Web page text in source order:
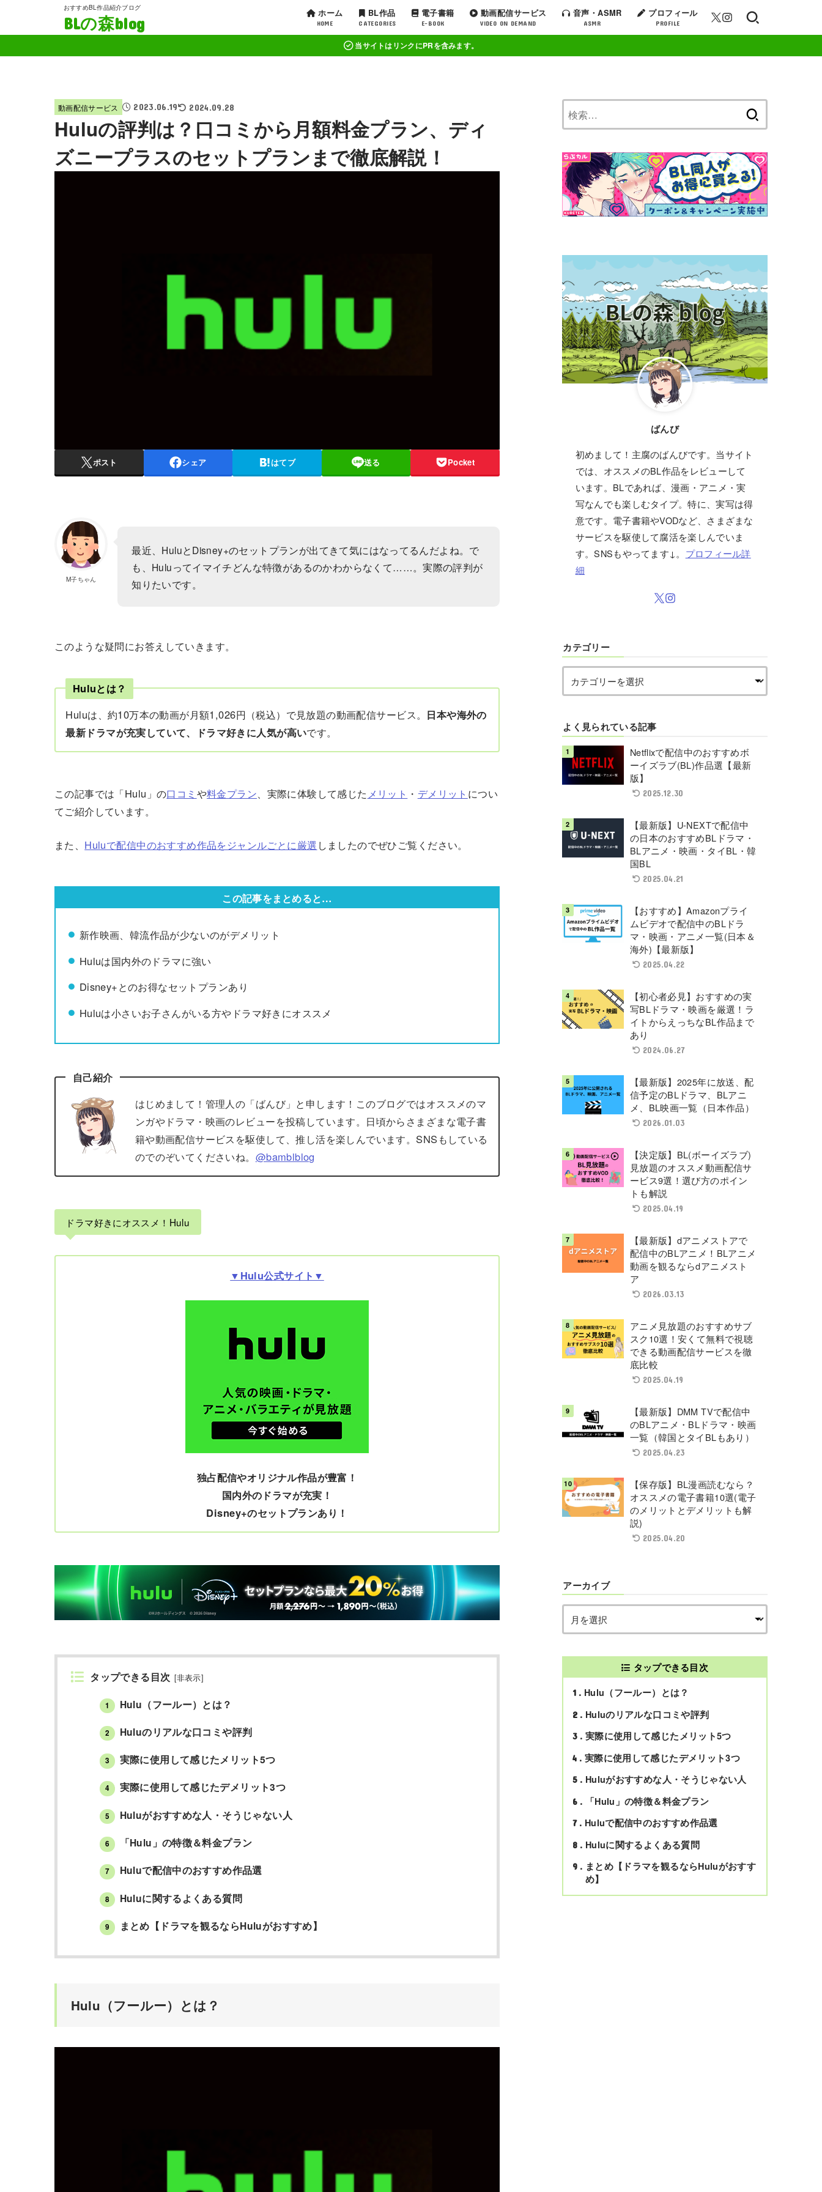
おすすめBL作品紹介ブログ
BLの森blog
ホーム
HOME
BL作品
CATEGORIES
電子書籍
E-BOOK
動画配信サービス
VIDEO ON DEMAND
音声・ASMR
ASMR
プロフィール
PROFILE
当サイトはリンクにPRを含みます。
動画配信サービス 2023.06.19 2024.09.28
Huluの評判は？口コミから月額料金プラン、ディ
ズニープラスのセットプランまで徹底解説！
ポスト シェア はてブ 送る Pocket
M子ちゃん
最近、HuluとDisney+のセットプランが出てきて気にはなってるんだよね。で
も、Huluってイマイチどんな特徴があるのかわからなくて……。実際の評判が
知りたいです。
このような疑問にお答えしていきます。
Huluとは？
Huluは、約10万本の動画が月額1,026円（税込）で見放題の動画配信サービス。 日本や海外の
最新ドラマが充実していて、ドラマ好きに人気が高いです。
この記事では「Hulu」の口コミ や料金プラン、実際に体験して感じた メリット ・ デメリット につい
てご紹介しています。
また、 Huluで配信中のおすすめ作品をジャンルごとに厳選 しましたのでぜひご覧ください。
この記事をまとめると…
新作映画、韓流作品が少ないのがデメリット
Huluは国内外のドラマに強い
Disney+とのお得なセットプランあり
Huluは小さいお子さんがいる方やドラマ好きにオススメ
自己紹介
はじめまして！管理人の「ばんび」と申します！このブログではオススメのマ
ンガやドラマ・映画のレビューを投稿しています。日頃からさまざまな電子書
籍や動画配信サービスを駆使して、推し活を楽しんでいます。SNSもしている
のでのぞいてくださいね。 @bamblblog
ドラマ好きにオススメ！Hulu
▼Hulu公式サイト▼
独占配信やオリジナル作品が豊富！
国内外のドラマが充実！
Disney+のセットプランあり！
タップできる目次 [非表示]
1 Hulu（フールー）とは？
2 Huluのリアルな口コミや評判
3 実際に使用して感じたメリット5つ
4 実際に使用して感じたデメリット3つ
5 Huluがおすすめな人・そうじゃない人
6 「Hulu」の特徴＆料金プラン
7 Huluで配信中のおすすめ作品選
8 Huluに関するよくある質問
9 まとめ【ドラマを観るならHuluがおすすめ】
Hulu（フールー）とは？
ばんび
初めまして！主腐のばんびです。当サイト
では、オススメのBL作品をレビューして
います。BLであれば、漫画・アニメ・実
写なんでも楽しむタイプ。特に、実写は得
意です。電子書籍やVODなど、さまざまな
サービスを駆使して腐活を楽しんでいま
す。SNSもやってます↓。 プロフィール詳
細
カテゴリー
よく見られている記事
Netflixで配信中のおすすめボ
ーイズラブ(BL)作品選【最新
版】
2025.12.30
【最新版】U-NEXTで配信中
の日本のおすすめBLドラマ・
BLアニメ・映画・タイBL・韓
国BL
2025.04.21
【おすすめ】Amazonプライ
ムビデオで配信中のBLドラ
マ・映画・アニメ一覧(日本＆
海外)【最新版】
2025.04.22
【初心者必見】おすすめの実
写BLドラマ・映画を厳選！ラ
イトからえっちなBL作品まで
あり
2024.06.27
【最新版】2025年に放送、配
信予定のBLドラマ、BLアニ
メ、BL映画一覧（日本作品）
2026.01.03
【決定版】BL(ボーイズラブ)
見放題のオススメ動画配信サ
ービス9選！選び方のポイン
トも解説
2025.04.19
【最新版】dアニメストアで
配信中のBLアニメ！BLアニメ
動画を観るならdアニメスト
ア
2026.03.13
アニメ見放題のおすすめサブ
スク10選！安くて無料で視聴
できる動画配信サービスを徹
底比較
2025.04.19
【最新版】DMM TVで配信中
のBLアニメ・BLドラマ・映画
一覧（韓国とタイBLもあり）
2025.04.23
【保存版】BL漫画読むなら？
オススメの電子書籍10選(電子
のメリットとデメリットも解
説)
2025.04.20
アーカイブ
タップできる目次
1 Hulu（フールー）とは？
2 Huluのリアルな口コミや評判
3 実際に使用して感じたメリット5つ
4 実際に使用して感じたデメリット3つ
5 Huluがおすすめな人・そうじゃない人
6 「Hulu」の特徴＆料金プラン
7 Huluで配信中のおすすめ作品選
8 Huluに関するよくある質問
9
まとめ【ドラマを観るならHuluがおすす
め】